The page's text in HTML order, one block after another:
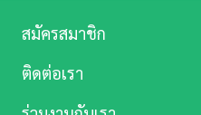
โครงการเงินอุดหนุนเพื่
สมัครสมาชิก
ติดต่อเรา